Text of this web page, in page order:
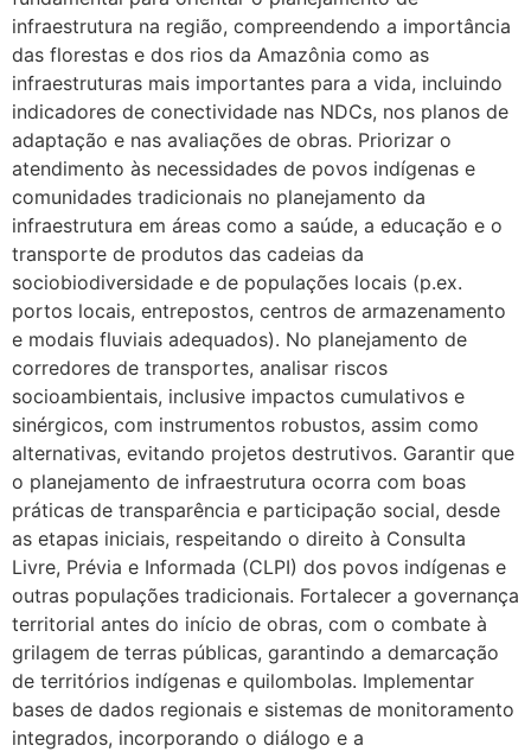
infraestrutura na região, compreendendo a importância
das florestas e dos rios da Amazônia como as
infraestruturas mais importantes para a vida, incluindo
indicadores de conectividade nas NDCs, nos planos de
adaptação e nas avaliações de obras. Priorizar o
atendimento às necessidades de povos indígenas e
comunidades tradicionais no planejamento da
infraestrutura em áreas como a saúde, a educação e o
transporte de produtos das cadeias da
sociobiodiversidade e de populações locais (p.ex.
portos locais, entrepostos, centros de armazenamento
e modais fluviais adequados). No planejamento de
corredores de transportes, analisar riscos
socioambientais, inclusive impactos cumulativos e
sinérgicos, com instrumentos robustos, assim como
alternativas, evitando projetos destrutivos. Garantir que
o planejamento de infraestrutura ocorra com boas
práticas de transparência e participação social, desde
as etapas iniciais, respeitando o direito à Consulta
Livre, Prévia e Informada (CLPI) dos povos indígenas e
outras populações tradicionais. Fortalecer a governança
territorial antes do início de obras, com o combate à
grilagem de terras públicas, garantindo a demarcação
de territórios indígenas e quilombolas. Implementar
bases de dados regionais e sistemas de monitoramento
integrados, incorporando o diálogo e a